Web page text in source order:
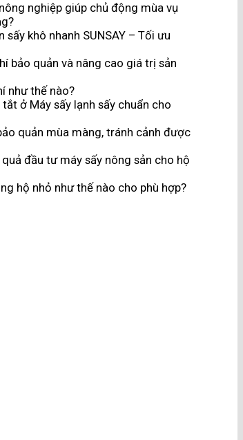
nghiệp giúp chủ động mùa vụ
sấy khô nhanh SUNSAY – Tối ưu
bảo quản và nâng cao giá trị sản
như thế nào?
tắtở Máy sấy lạnh sấy chuẩn cho
quản mùa màng, tránh cảnh được
đầu tư máy sấy nông sản cho hộ
hộ nhỏ như thế nào cho phù hợp?